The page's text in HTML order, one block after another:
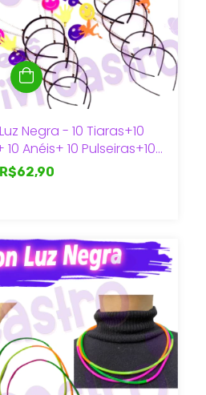
Negra - 10 Tiaras+10
Anéis+ 10 Pulseiras+10
Colares
R$62,90